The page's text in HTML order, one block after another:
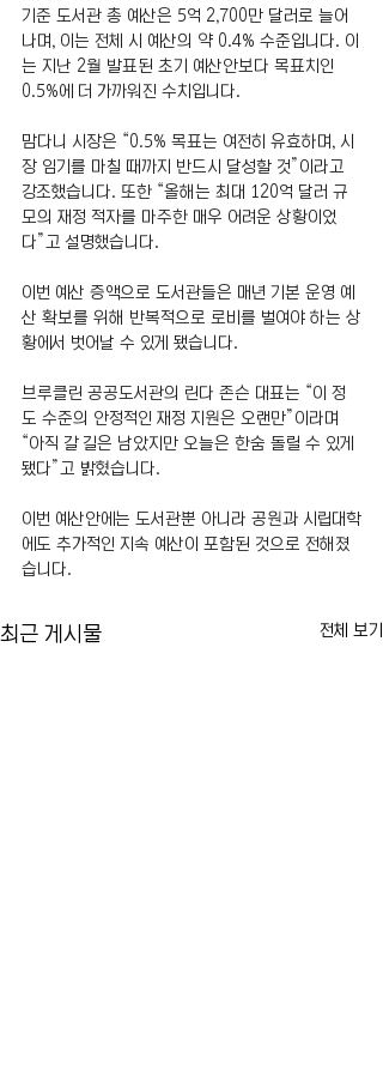
기준 도서관 총 예산은 5억 2,700만 달러로 늘어
나며, 이는 전체 시 예산의 약 0.4% 수준입니다. 이
는 지난 2월 발표된 초기 예산안보다 목표치인
0.5%에 더 가까워진 수치입니다.
맘다니 시장은 “0.5% 목표는 여전히 유효하며, 시
장 임기를 마칠 때까지 반드시 달성할 것”이라고
강조했습니다. 또한 “올해는 최대 120억 달러 규
모의 재정 적자를 마주한 매우 어려운 상황이었
다”고 설명했습니다.
이번 예산 증액으로 도서관들은 매년 기본 운영 예
산 확보를 위해 반복적으로 로비를 벌여야 하는 상
황에서 벗어날 수 있게 됐습니다.
브루클린 공공도서관의 린다 존슨 대표는 “이 정
도 수준의 안정적인 재정 지원은 오랜만”이라며
“아직 갈 길은 남았지만 오늘은 한숨 돌릴 수 있게
됐다”고 밝혔습니다.
이번 예산안에는 도서관뿐 아니라 공원과 시립대학
에도 추가적인 지속 예산이 포함된 것으로 전해졌
습니다.
최근 게시물 전체 보기